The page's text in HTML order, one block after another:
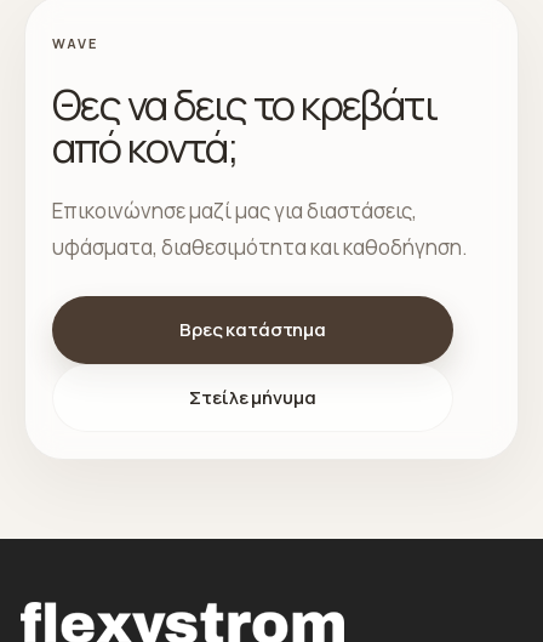
WAVE
Θες να δεις το κρεβάτι
από κοντά;
Επικοινώνησε μαζί μας για διαστάσεις,
υφάσματα, διαθεσιμότητα και καθοδήγηση.
Βρες κατάστημα
Στείλε μήνυμα